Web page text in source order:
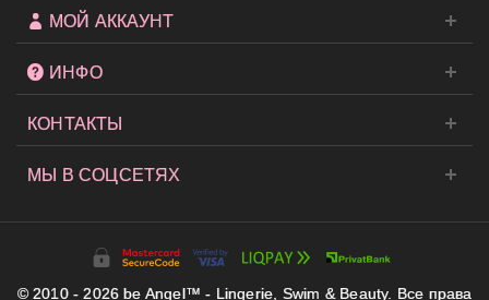
МОЙ АККАУНТ
ИНФО
КОНТАКТЫ
МЫ В СОЦСЕТЯХ
© 2010 - 2026 be Angel™ - Lingerie, Swim & Beauty. Все права